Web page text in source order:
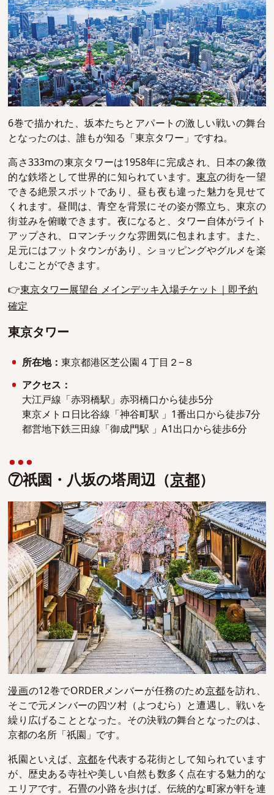
6巻で描かれた、坂本たちとアパートの激しい戦いの舞台
となったのは、誰もが知る「東京タワー」ですね。
高さ333mの東京タワーは1958年に完成され、日本の象徴
的な鉄塔として世界的に知られています。東京の街を一望
できる絶景スポットであり、昼も夜も違った魅力を見せて
くれます。昼間は、青空を背景にその姿が際立ち、東京の
街並みを俯瞰できます。夜になると、タワー自体がライト
アップされ、ロマンチックな雰囲気に包まれます。また、
足元にはフットタウンがあり、ショッピングやグルメを楽
しむことができます。
👉東京タワー展望台 メインデッキ入場チケット｜即予約
確定
東京タワー
所在地： 東京都港区芝公園４丁目２−８
アクセス：
大江戸線「赤羽橋駅」赤羽橋口から徒歩5分
東京メトロ日比谷線「神谷町駅 」1番出口から徒歩7分
都営地下鉄三田線「御成門駅 」A1出口から徒歩6分
⑦祇園・八坂の塔周辺（京都）
漫画の12巻でORDERメンバーが任務のため京都を訪れ、
そこで元メンバーの四ツ村（よつむら）と遭遇し、戦いを
繰り広げることとなった。その決戦の舞台となったのは、
京都の名所「祇園」です。
祇園といえば、 京都を代表する花街として知られています
が、歴史ある寺社や美しい自然も数多く点在する魅力的な
エリアです。石畳の小路を歩けば、伝統的な町家が軒を連